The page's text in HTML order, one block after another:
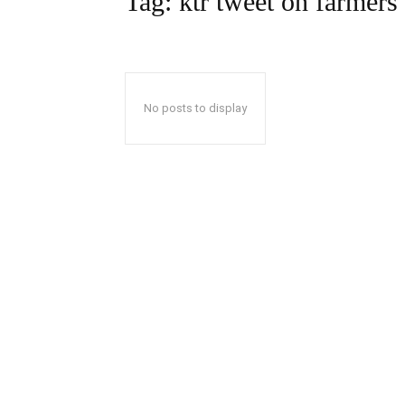
No posts to display